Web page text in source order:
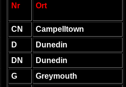
Nr Ort
CN
Campelltown
D
Dunedin
DN
Dunedin
G
Greymouth